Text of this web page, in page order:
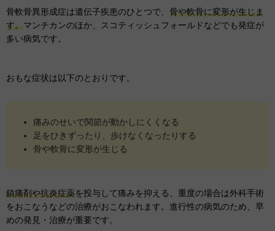
骨軟骨異形成症は遺伝子疾患のひとつで、 骨や軟骨に変形が生じま
す。マンチカンのほか、スコティッシュフォールドなどでも発症が
多い病気です。
おもな症状は以下のとおりです。
痛みのせいで関節が動かしにくくなる
足をひきずったり、歩けなくなったりする
骨や軟骨に変形が生じる
鎮痛剤や抗炎症薬を投与して痛みを抑える、重度の場合は外科手術
をおこなうなどの治療がおこなわれます。進行性の病気のため、早
めの発見・治療が重要です。